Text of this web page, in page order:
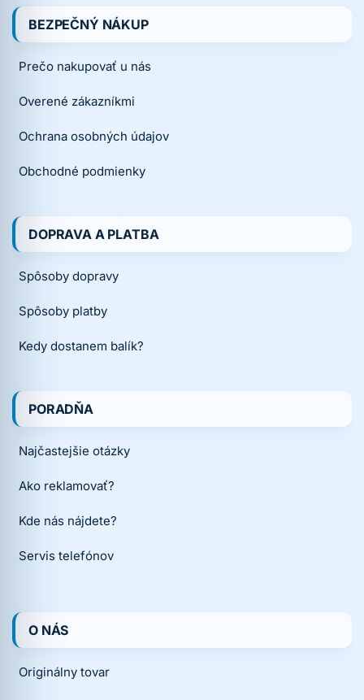
BEZPEČNÝ NÁKUP
Prečo nakupovať u nás
Overené zákazníkmi
Ochrana osobných údajov
Obchodné podmienky
DOPRAVA A PLATBA
Spôsoby dopravy
Spôsoby platby
Kedy dostanem balík?
PORADŇA
Najčastejšie otázky
Ako reklamovať?
Kde nás nájdete?
Servis telefónov
O NÁS
Originálny tovar